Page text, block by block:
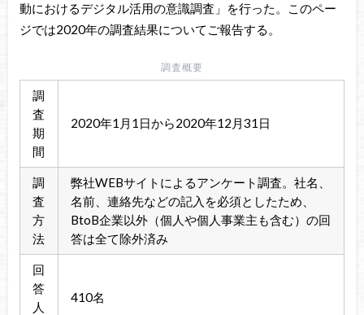
動におけるデジタル活用の意識調査」を行った。このペー
ジでは2020年の調査結果についてご報告する。
調査概要
調
査
期
間
2020年1月1日から2020年12月31日
調
査
方
法
弊社WEBサイトによるアンケート調査。社名、
名前、連絡先などの記入を必須としたため、
BtoB企業以外（個人や個人事業主も含む）の回
答は全て除外済み
回
答
人
410名